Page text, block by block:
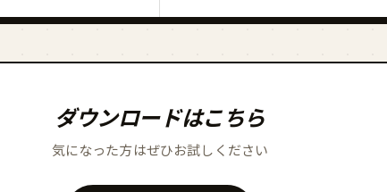
ダウンロードはこちら
気になった方はぜひお試しください